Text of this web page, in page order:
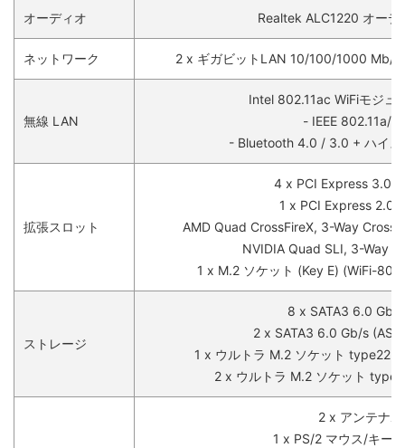
オーディオ Realtek ALC1220 オーデ
ネットワーク 2 x ギガビットLAN 10/100/1000 Mb/s
無線 LAN
Intel 802.11ac WiFiモジュ
- IEEE 802.11a/
- Bluetooth 4.0 / 3.0 + ハイス
拡張スロット
4 x PCI Express 3.0
1 x PCI Express 2.0
AMD Quad CrossFireX, 3-Way
NVIDIA Quad SLI, 3-Way
1 x M.2 ソケット (Key E) (WiFi-
ストレージ
8 x SATA3 6.0 Gb/
2 x SATA3 6.0 Gb/s
1 x ウルトラ M.2 ソケット
2 x ウルトラ M.2 ソケット
2 x アンテナ
1 x PS/2 マウス/キー